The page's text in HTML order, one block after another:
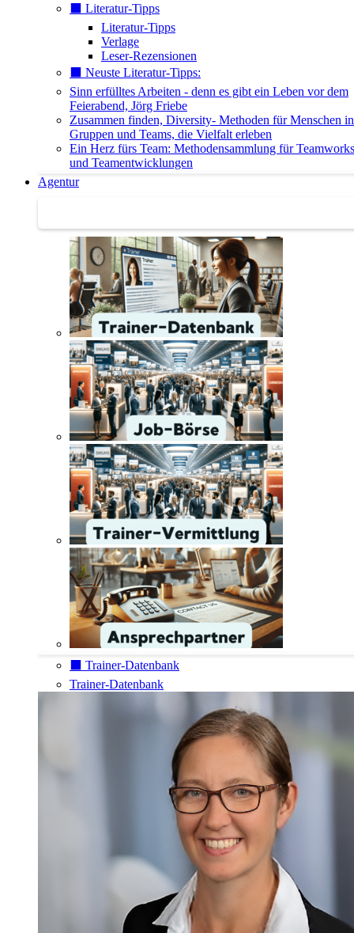
⬛️ Literatur-Tipps
Literatur-Tipps
Verlage
Leser-Rezensionen
⬛️ Neuste Literatur-Tipps:
Sinn erfülltes Arbeiten - denn es gibt ein Leben vor dem
Feierabend, Jörg Friebe
Zusammen finden, Diversity- Methoden für Menschen in
Gruppen und Teams, die Vielfalt erleben
Ein Herz fürs Team: Methodensammlung für
und Teamentwicklungen
Agentur
⬛️ Trainer-Datenbank
Trainer-Datenbank